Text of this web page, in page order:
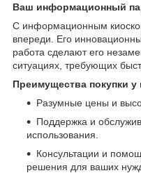
Ваш информационный
С информационным
впереди. Его
работа сделают его
ситуациях, требующих
Преимущества покупки у
Разумные цены и
Поддержка и
использования.
Консультации и
решения для ваших